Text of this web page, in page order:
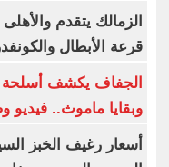
الزمالك يتقدم
قرعة الأبطال
الجفاف يكشف أسلحة
وبقايا ماموث.. فيديو
أسعار رغيف الخبز